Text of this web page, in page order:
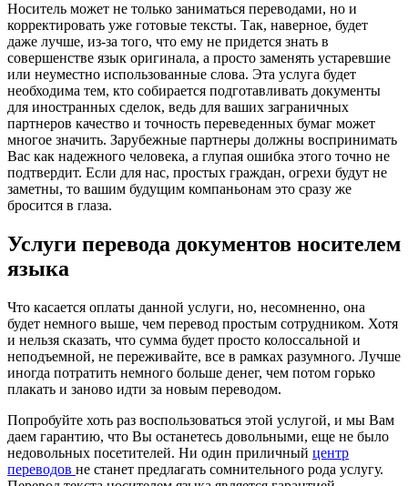
Носитель может не только заниматься переводами, но и
корректировать уже готовые тексты. Так, наверное, будет
даже лучше, из-за того, что ему не придется знать в
совершенстве язык оригинала, а просто заменять устаревшие
или неуместно использованные слова. Эта услуга будет
необходима тем, кто собирается подготавливать документы
для иностранных сделок, ведь для ваших заграничных
партнеров качество и точность переведенных бумаг может
многое значить. Зарубежные партнеры должны воспринимать
Вас как надежного человека, а глупая ошибка этого точно не
подтвердит. Если для нас, простых граждан, огрехи будут не
заметны, то вашим будущим компаньонам это сразу же
бросится в глаза.
Услуги перевода документов носителем
языка
Что касается оплаты данной услуги, но, несомненно, она
будет немного выше, чем перевод простым сотрудником. Хотя
и нельзя сказать, что сумма будет просто колоссальной и
неподъемной, не переживайте, все в рамках разумного. Лучше
иногда потратить немного больше денег, чем потом горько
плакать и заново идти за новым переводом.
Попробуйте хоть раз воспользоваться этой услугой, и мы Вам
даем гарантию, что Вы останетесь довольными, еще не было
недовольных посетителей. Ни один приличный центр
переводов не станет предлагать сомнительного рода услугу.